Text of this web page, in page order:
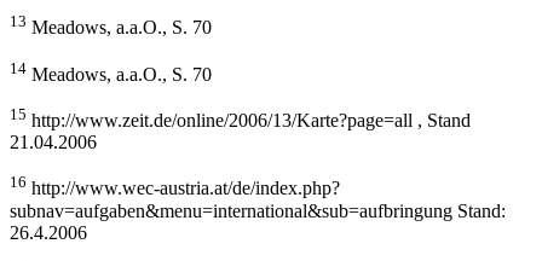
13 Meadows, a.a.O., S. 70
14 Meadows, a.a.O., S. 70
15 http://www.zeit.de/online/2006/13/Karte?page=all , Stand
21.04.2006
16 http://www.wec-austria.at/de/index.php?
subnav=aufgaben&menu=international&sub=aufbringung Stand:
26.4.2006